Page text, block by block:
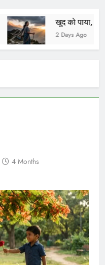
खुद को पाया, खुद को
2 Days Ago
4 Months